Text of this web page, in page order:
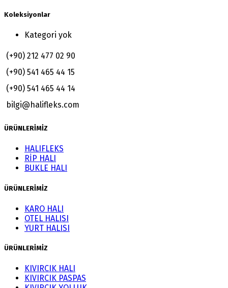
Koleksiyonlar
Kategori yok
(+90) 212 477 02 90
(+90) 541 465 44 15
(+90) 541 465 44 14
bilgi@halifleks.com
ÜRÜNLERİMİZ
HALIFLEKS
RİP HALI
BUKLE HALI
ÜRÜNLERİMİZ
KARO HALI
OTEL HALISI
YURT HALISI
ÜRÜNLERİMİZ
KIVIRCIK HALI
KIVIRCIK PASPAS